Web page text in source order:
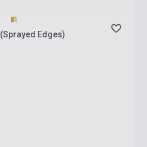
Edges)